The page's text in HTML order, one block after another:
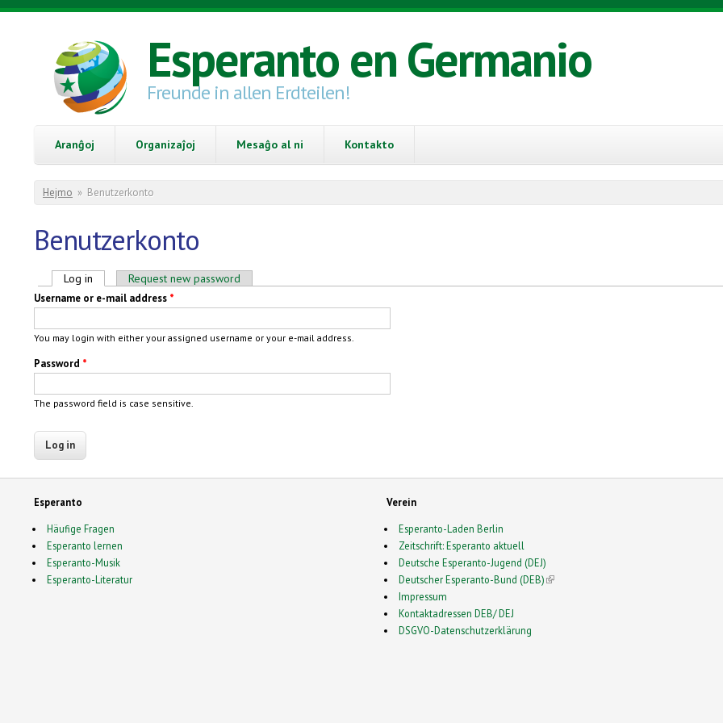
Skip to main content
Esperanto en Germanio
Freunde in allen Erdteilen!
Aranĝoj Organizaĵoj Mesaĝo al ni Kontakto
You are here
Hejmo » Benutzerkonto
Benutzerkonto
Primary tabs
Log in (active tab)Request new password
Username or e-mail address *
You may login with either your assigned username or your e-mail address.
Password *
The password field is case sensitive.
Esperanto
Häufige Fragen
Esperanto lernen
Esperanto-Musik
Esperanto-Literatur
Verein
Esperanto-Laden Berlin
Zeitschrift: Esperanto aktuell
Deutsche Esperanto-Jugend (DEJ)
Deutscher Esperanto-Bund (DEB)(link is external)
Impressum
Kontaktadressen DEB/ DEJ
DSGVO-Datenschutzerklärung